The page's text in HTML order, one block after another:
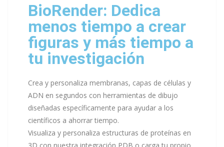
BioRender: Dedica
menos tiempo a crear
figuras y más tiempo a
tu investigación
Crea y personaliza membranas, capas de células y
ADN en segundos con herramientas de dibujo
diseñadas específicamente para ayudar a los
científicos a ahorrar tiempo.
Visualiza y personaliza estructuras de proteínas en